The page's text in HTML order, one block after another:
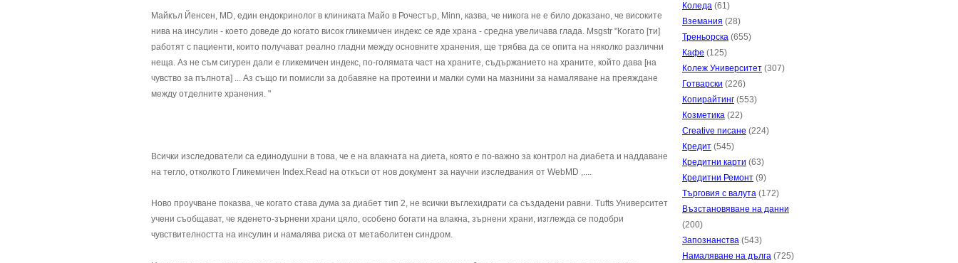
Майкъл Йенсен, MD, един ендокринолог в клиниката Майо в Рочестър, Minn, казва, че никога не е било доказано, че високите
нива на инсулин - което доведе до когато висок гликемичен индекс се яде храна - средна увеличава глада. Msgstr "Когато [ти]
работят с пациенти, които получават реално гладни между основните хранения, ще трябва да се опита на няколко различни
неща. Аз не съм сигурен дали е гликемичен индекс, по-голямата част на храните, съдържанието на храните, който дава [на
чувство за пълнота] ... Аз също ги помисли за добавяне на протеини и малки суми на мазнини за намаляване на преяждане
между отделните хранения. "
Всички изследователи са единодушни в това, че е на влакната на диета, която е по-важно за контрол на диабета и наддаване
на тегло, отколкото Гликемичен Index.Read на откъси от нов документ за научни изследвания от WebMD ,....
Ново проучване показва, че когато става дума за диабет тип 2, не всички въглехидрати са създадени равни. Tufts Университет
учени съобщават, че яденето-зърнени храни цяло, особено богати на влакна, зърнени храни, изглежда се подобри
чувствителността на инсулин и намалява риска от метаболитен синдром.
Коледа (61)
Вземания (28)
Треньорска (655)
Кафе (125)
Колеж Университет (307)
Готварски (226)
Копирайтинг (553)
Козметика (22)
Creative писане (224)
Кредит (545)
Кредитни карти (63)
Кредитни Ремонт (9)
Търговия с валута (172)
Възстановяване на данни
(200)
Запознанства (543)
Намаляване на дълга (725)